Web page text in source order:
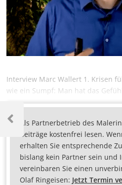
Interview Marc Wallert 1. Krisen
wie ein Sumpf: Man hat das
Als Partnerbetrieb des
Beiträge kostenfrei lesen.
erhalten Sie entsprechende
bislang kein Partner sein und
vereinbaren Sie einen
Olaf Ringeisen: Jetzt Termin